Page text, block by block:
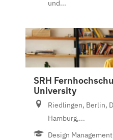
und...
SRH
University
Riedlingen, Berlin,
Hamburg,...
Design